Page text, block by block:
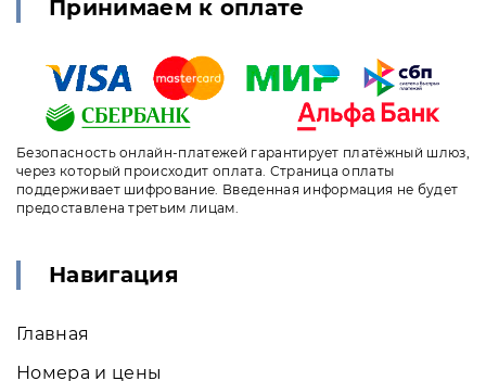
Принимаем к оплате
Безопасность онлайн-платежей гарантирует платёжный шлюз,
через который происходит оплата. Страница оплаты
поддерживает шифрование. Введенная информация не будет
предоставлена третьим лицам.
Навигация
Главная
Номера и цены